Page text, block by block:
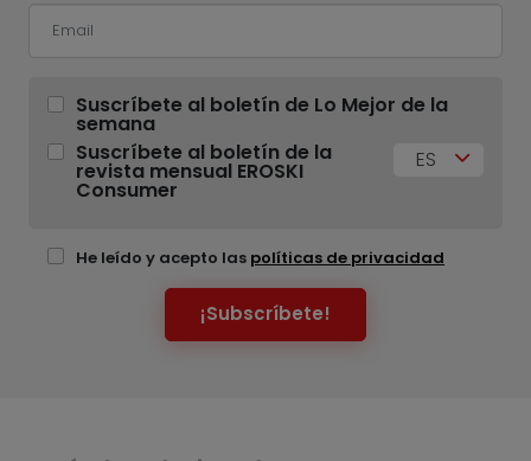
Suscríbete al boletín de Lo Mejor de la
semana
Suscríbete al boletín de la
revista mensual EROSKI
Consumer
ES
He leído y acepto las políticas de privacidad
¡Subscríbete!